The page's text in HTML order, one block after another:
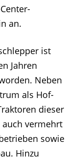
an.
ist
Jahren
Neben
als Hof-
dieser
auch vermehrt
sowie
Hinzu